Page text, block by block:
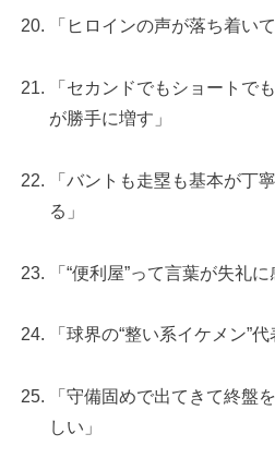
「ヒロインの声が落ち着い
「セカンドでもショートで
が勝手に増す」
「バントも走塁も基本が丁
る」
「“便利屋”って言葉が失礼
「球界の“整い系イケメン”代
「守備固めで出てきて終盤
しい」